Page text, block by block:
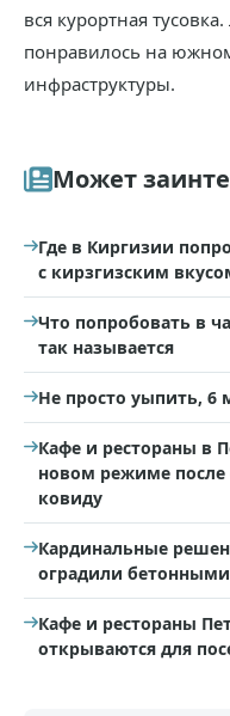
вся курортная
понравилось на
инфраструктуры.
Может
Где в Киргизии
с кирзгизским
Что попробовать в
так называется
Не просто уыпить, 6
Кафе и рестораны в
новом режиме после
ковиду
Кардинальные
оградили
Кафе и рестораны
открываются для